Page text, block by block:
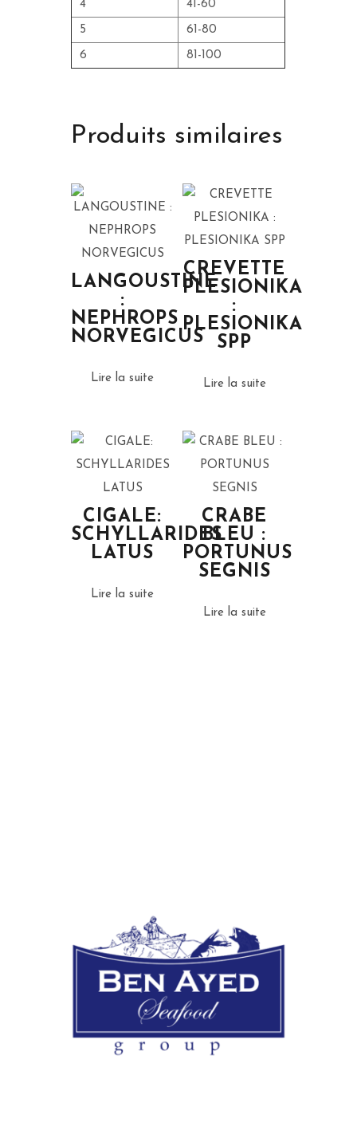
4 41-60
5 61-80
6 81-100
Produits similaires
LANGOUSTINE
:
NEPHROPS
NORVEGICUS
Lire la suite
CREVETTE
PLESIONIKA
:
PLESIONIKA
SPP
Lire la suite
CIGALE:
SCHYLLARIDES
LATUS
Lire la suite
CRABE
BLEU :
PORTUNUS
SEGNIS
Lire la suite